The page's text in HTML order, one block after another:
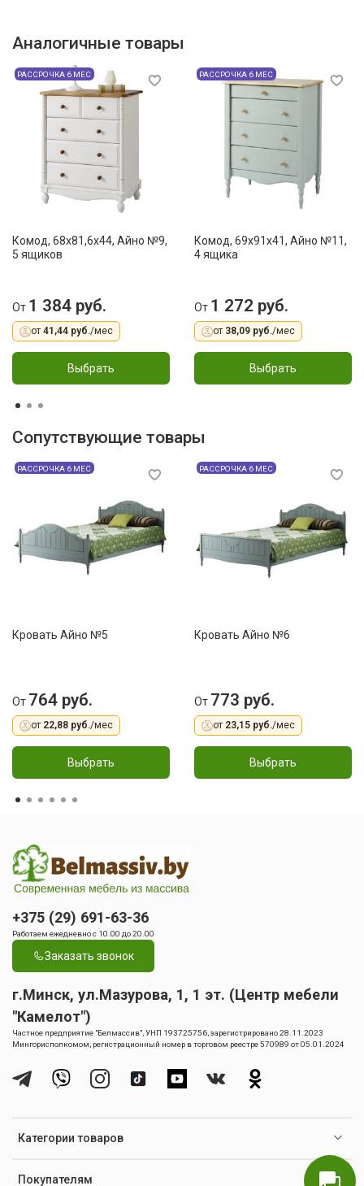
Аналогичные товары
РАССРОЧКА 6 МЕС
Комод, 68x81,6x44, Айно №9,
5 ящиков
От 1 384 руб.
от 41,44 руб./мес
Выбрать
РАССРОЧКА 6 МЕС
Комод, 69x91x41, Айно №11,
4 ящика
От 1 272 руб.
от 38,09 руб./мес
Выбрать
Сопутствующие товары
РАССРОЧКА 6 МЕС
Кровать Айно №5
От 764 руб.
от 22,88 руб./мес
Выбрать
РАССРОЧКА 6 МЕС
Кровать Айно №6
От 773 руб.
от 23,15 руб./мес
Выбрать
Категории товаров
Покупателям
+375 (29) 691-63-36
Работаем ежедневно с 10.00 до 20.00
Заказать звонок
г.Минск, ул.Мазурова, 1, 1 эт. (Центр мебели
"Камелот")
Частное предприятие "Белмассив", УНП 193725756, зарегистрировано 28.11.2023
Мингорисполкомом, регистрационный номер в торговом реестре 570989 от 05.01.2024